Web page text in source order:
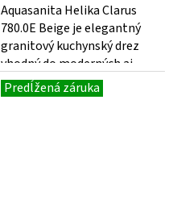
Aquasanita Helika Clarus
780.0E Beige je elegantný
granitový kuchynský drez
vhodný do moderných aj
klasických kuchýň. Vyrobený
z odolného...
Predĺžená záruka